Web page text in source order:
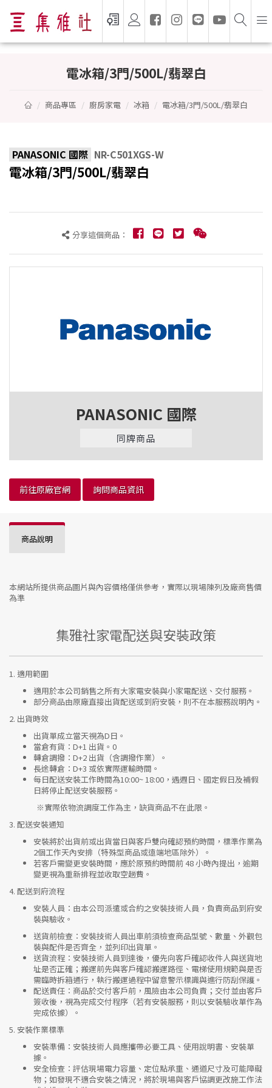
電冰箱/3門/500L/翡翠白
商品專區 廚房家電 冰箱 電冰箱/3門/500L/翡翠白
PANASONIC 國際 NR-C501XGS-W
電冰箱/3門/500L/翡翠白
分享這個商品：
PANASONIC 國際
同牌商品
前往原廠官網 詢問商品資訊
商品說明
本網站所提供商品圖片與內容價格僅供參考，實際以現場陳列及廠商售價
為準
集雅社家電配送與安裝政策
1. 適用範圍
適用於本公司銷售之所有大家電安裝與小家電配送、交付服務。
部分商品由原廠直接出貨配送或到府安裝，則不在本服務說明內。
2. 出貨時效
出貨單成立當天視為D日。
當倉有貨： D+1 出貨。0
轉倉調撥： D+2 出貨（含調撥作業）。
長途轉倉： D+3 或依實際運輸時間。
每日配送安裝工作時間為10:00~ 18:00，遇週日、國定假日及補假
日將停止配送安裝服務。
※實際依物流調度工作為主，缺貨商品不在此限。
3. 配送安裝通知
安裝將於出貨前或出貨當日與客戶雙向確認預約時間，標準作業為
2個工作天內安排（特殊型商品或遠端地區除外）。
若客戶需變更安裝時間，應於原預約時間前 48 小時內提出，逾期
變更視為重新排程並收取空趟費。
4. 配送到府流程
安裝人員 ：由本公司派遣或合約之安裝技術人員，負責商品到府安
裝與驗收。
送貨前檢查 ：安裝技術人員出車前須檢查商品型號、數量、外觀包
裝與配件是否齊全，並列印出貨單。
送貨流程 ：安裝技術人員到達後，優先向客戶確認收件人與送貨地
址是否正確；搬運前先與客戶確認搬運路徑、電梯使用規範與是否
需臨時拆箱通行，執行搬運過程中留意警示標識與進行防刮保護。
配送責任 ：商品於交付客戶前，風險由本公司負責；交付並由客戶
簽收後，視為完成交付程序（若有安裝服務，則以安裝驗收單作為
完成依據）。
5. 安裝作業標準
安裝準備 ：安裝技術人員應攜帶必要工具、使用說明書、安裝單
據。
安全檢查 ：評估現場電力容量、定位點承重、通道尺寸及可能障礙
物；如發現不適合安裝之情況，將於現場與客戶協調更改施工作法